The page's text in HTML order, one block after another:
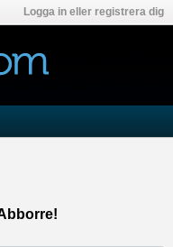
Logga in eller registrera dig